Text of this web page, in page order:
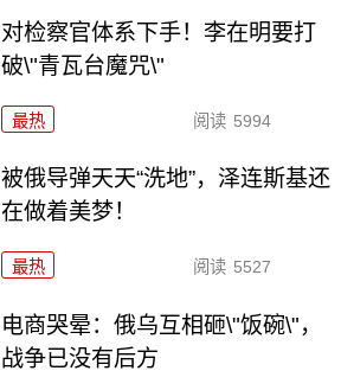
对检察官体系下手！李在明要打
破\"青瓦台魔咒\"
最热 阅读 5994
被俄导弹天天“洗地”，泽连斯基还
在做着美梦！
最热 阅读 5527
电商哭晕：俄乌互相砸\"饭碗\"，
战争已没有后方